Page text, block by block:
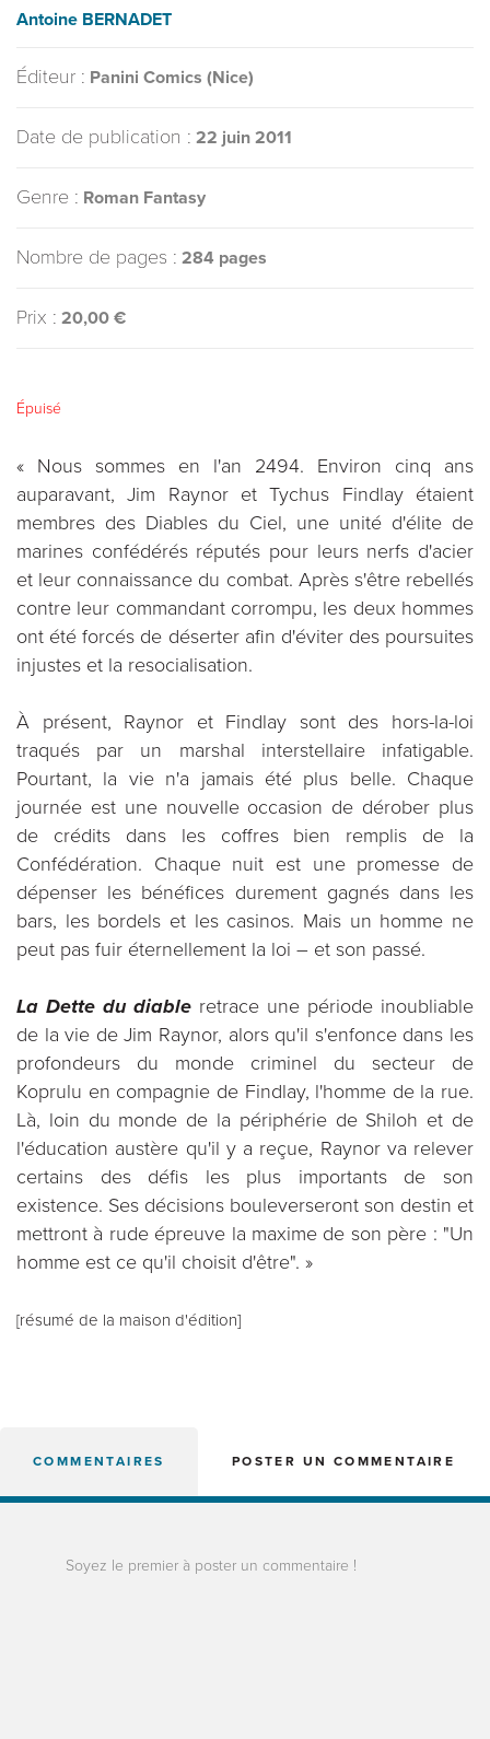
Antoine BERNADET
Éditeur : Panini Comics (Nice)
Date de publication : 22 juin 2011
Genre : Roman Fantasy
Nombre de pages : 284 pages
Prix : 20,00 €
Épuisé
« Nous sommes en l'an 2494. Environ cinq ans
auparavant, Jim Raynor et Tychus Findlay étaient
membres des Diables du Ciel, une unité d'élite de
marines confédérés réputés pour leurs nerfs d'acier
et leur connaissance du combat. Après s'être rebellés
contre leur commandant corrompu, les deux hommes
ont été forcés de déserter afin d'éviter des poursuites
injustes et la resocialisation.
À présent, Raynor et Findlay sont des hors-la-loi
traqués par un marshal interstellaire infatigable.
Pourtant, la vie n'a jamais été plus belle. Chaque
journée est une nouvelle occasion de dérober plus
de crédits dans les coffres bien remplis de la
Confédération. Chaque nuit est une promesse de
dépenser les bénéfices durement gagnés dans les
bars, les bordels et les casinos. Mais un homme ne
peut pas fuir éternellement la loi – et son passé.
La Dette du diable retrace une période inoubliable
de la vie de Jim Raynor, alors qu'il s'enfonce dans les
profondeurs du monde criminel du secteur de
Koprulu en compagnie de Findlay, l'homme de la rue.
Là, loin du monde de la périphérie de Shiloh et de
l'éducation austère qu'il y a reçue, Raynor va relever
certains des défis les plus importants de son
existence. Ses décisions bouleverseront son destin et
mettront à rude épreuve la maxime de son père : "Un
homme est ce qu'il choisit d'être". »
[résumé de la maison d'édition]
COMMENTAIRES POSTER UN COMMENTAIRE
Soyez le premier à poster un commentaire !